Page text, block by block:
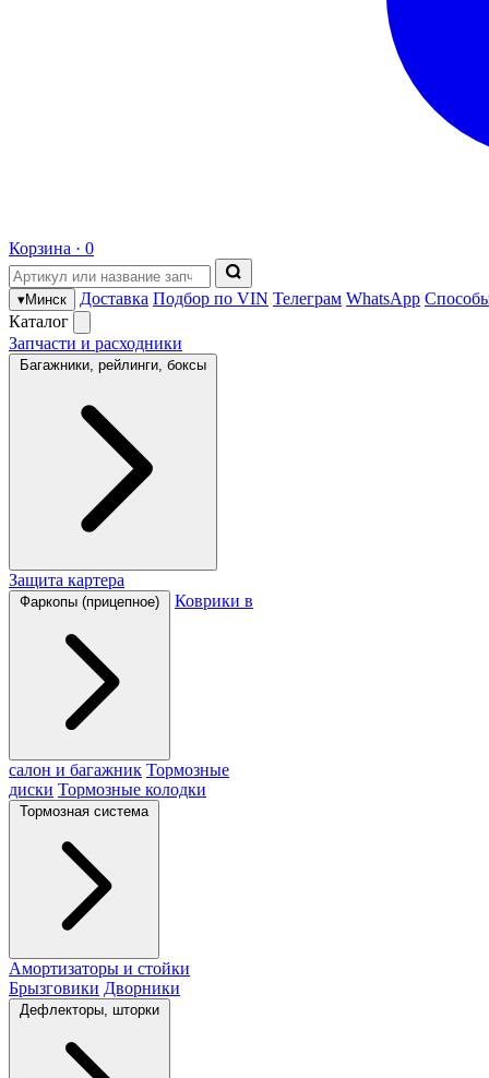
Корзина · 0
▾Минск Доставка Подбор по VIN Телеграм WhatsApp
Каталог
Запчасти и расходники
Багажники, рейлинги, боксы
Защита картера
Фаркопы (прицепное) Коврики в
салон и багажник Тормозные
диски Тормозные колодки
Тормозная система
Амортизаторы и стойки
Брызговики Дворники
Дефлекторы, шторки